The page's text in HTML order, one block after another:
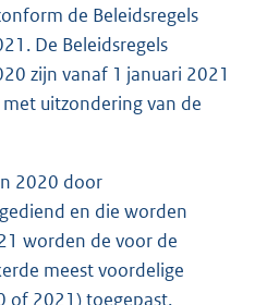
de Beleidsregels
De Beleidsregels
zijn vanaf 1 januari 2021
uitzondering van de
2020 door
en die worden
worden de voor de
meest voordelige
of 2021) toegepast.